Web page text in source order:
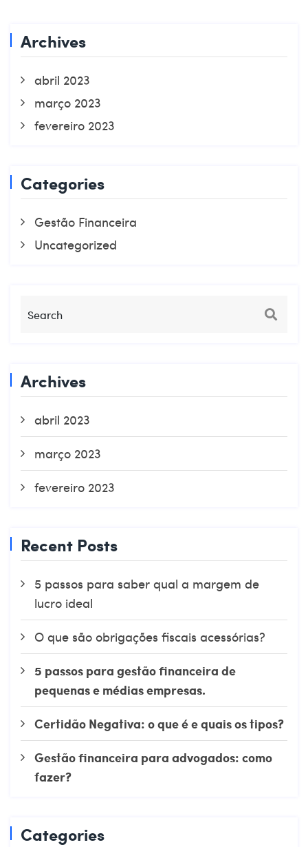
Archives
abril 2023
março 2023
fevereiro 2023
Categories
Gestão Financeira
Uncategorized
Archives
abril 2023
março 2023
fevereiro 2023
Recent Posts
5 passos para saber qual a margem de
lucro ideal
O que são obrigações fiscais acessórias?
5 passos para gestão financeira de
pequenas e médias empresas.
Certidão Negativa: o que é e quais os tipos?
Gestão financeira para advogados: como
fazer?
Categories